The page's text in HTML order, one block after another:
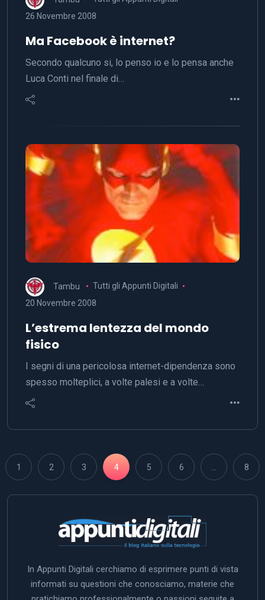
26 Novembre 2008
Ma Facebook è internet?
Secondo qualcuno si, lo penso io e lo pensa anche
Luca Conti nel finale di…
Tambu
Tutti gli Appunti Digitali
20 Novembre 2008
L’estrema lentezza del mondo
fisico
I segni di una pericolosa internet-dipendenza sono
spesso molteplici, a volte palesi e a volte…
1 2 3 4 5 6 8
In Appunti Digitali cerchiamo di esprimere punti di vista
informati su questioni che conosciamo, materie che